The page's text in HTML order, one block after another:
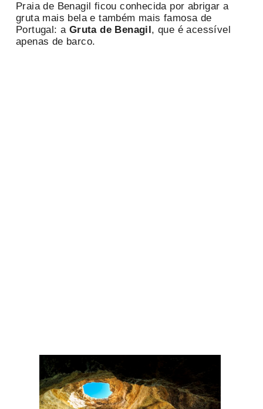
Praia de Benagil ficou conhecida por abrigar a
gruta mais bela e também mais famosa de
Portugal: a Gruta de Benagil, que é acessível
apenas de barco.